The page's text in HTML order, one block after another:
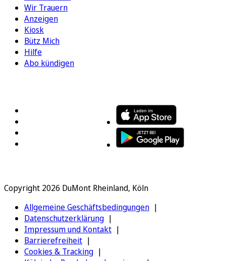
Wir Trauern
Anzeigen
Kiosk
Bütz Mich
Hilfe
Abo kündigen
Copyright 2026 DuMont Rheinland, Köln
Allgemeine Geschäftsbedingungen
Datenschutzerklärung
Impressum und Kontakt
Barrierefreiheit
Cookies & Tracking